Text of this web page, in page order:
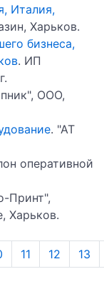
Италия,
Харьков.
бизнеса,
. ИП
ООО,
. "АТ
оперативной
Принт",
Харьков.
11 12 13